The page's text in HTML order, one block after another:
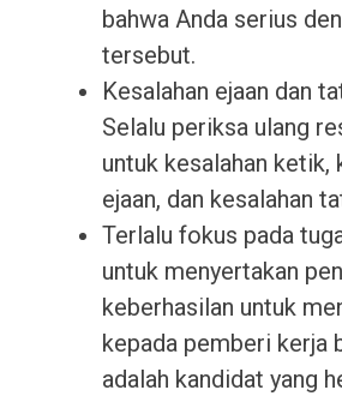
bahwa Anda serius
tersebut.
Kesalahan ejaan dan
Selalu periksa ulang
untuk kesalahan ketik,
ejaan, dan kesalahan
Terlalu fokus pada
untuk menyertakan
keberhasilan untuk
kepada pemberi kerja
adalah kandidat yang